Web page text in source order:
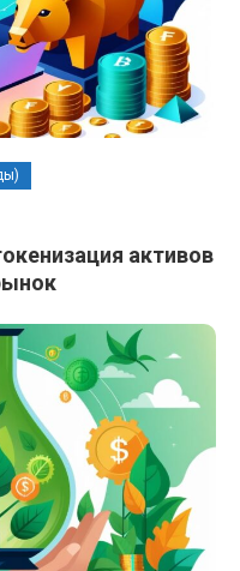
активов